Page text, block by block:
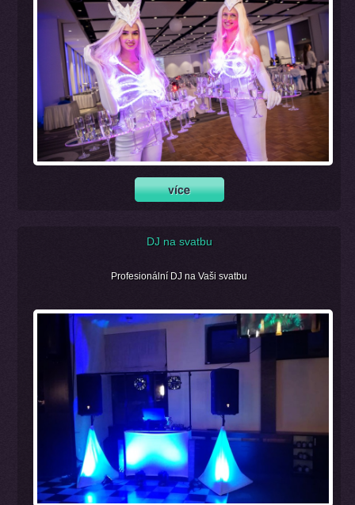
DJ na svatbu
Profesionální DJ na Vaši svatbu